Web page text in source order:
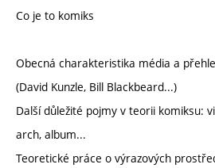
Co je to komiks
Obecná charakteristika média a
(David Kunzle, Bill Blackbeard...)
Další důležité pojmy v teorii komiksu:
arch, album...
Teoretické práce o výrazových